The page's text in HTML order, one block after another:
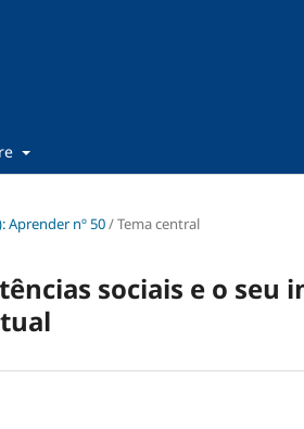
Aprender nº 50/Tema central
sociais e o seu